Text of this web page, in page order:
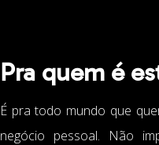
Pra quem é
É pra todo mundo que
negócio pessoal. Não